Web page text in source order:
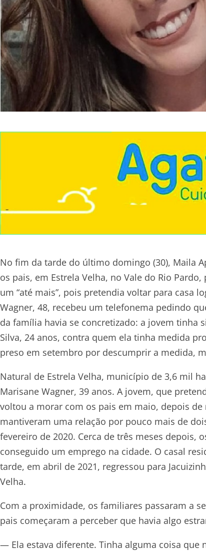
No fim da tarde do último domingo (30), Maila
os pais, em Estrela Velha, no V­ale do Rio
um “até mais”, pois pretendia voltar para casa
Wagner, 48, recebeu um telefonema pedindo
da família havia se concretizado: a jovem tinha
Silva, 24 anos, contra quem ela tinha medida
preso em setembro por descumprir a medida,
Natural de Estrela Velha, município de 3,6 mil
Marisane Wagner, 39 anos. A jovem, que
voltou a morar com os pais em maio, depois
mantiveram uma relação por pouco mais de
fevereiro de 2020. Cerca de três meses depois,
conseguido um emprego na cidade. O casal
tarde, em abril de 2021, regressou para
Velha.
Com a proximidade, os familiares passaram a
pais começaram a perceber que havia algo
— Ela estava diferente. Tinha alguma coisa que